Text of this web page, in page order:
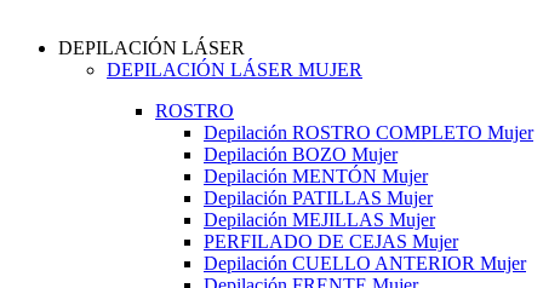
DEPILACIÓN LÁSER
DEPILACIÓN LÁSER MUJER
ROSTRO
Depilación ROSTRO COMPLETO Mujer
Depilación BOZO Mujer
Depilación MENTÓN Mujer
Depilación PATILLAS Mujer
Depilación MEJILLAS Mujer
PERFILADO DE CEJAS Mujer
Depilación CUELLO ANTERIOR Mujer